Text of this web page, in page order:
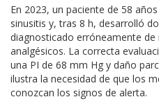
En 2023, un paciente de 58
sinusitis y, tras 8 h, desarrolló
diagnosticado erróneamente
analgésicos. La correcta
una PI de 68 mm Hg y daño
ilustra la necesidad de que los
conozcan los signos de alerta.